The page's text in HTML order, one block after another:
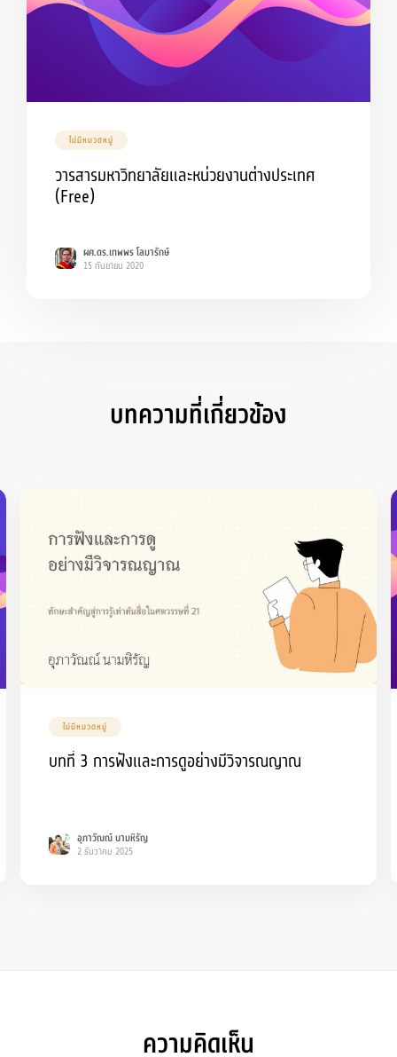
ไม่มีหมวดหมู่
วารสารมหาวิทยาลัยและหน่วยงานต่างประเทศ
(Free)
ผศ.ดร.เทพพร โลมารักษ์
15 กันยายน 2020
บทความที่เกี่ยวข้อง
ไม่มีหมวดหมู่
บทที่ 3 การฟังและการดูอย่างมีวิจารณญาณ
อุภาวัณณ์ นามหิรัญ
2 ธันวาคม 2025
ความคิดเห็น